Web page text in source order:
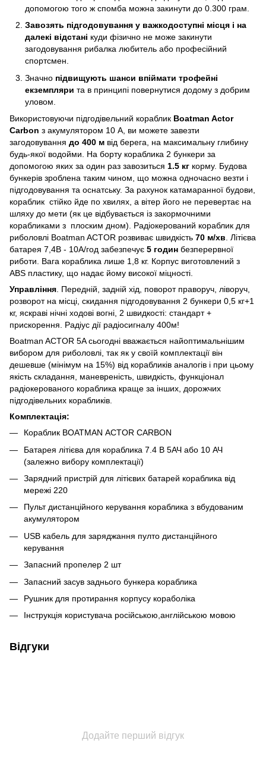
допомогою того ж спомба можна закинути до 0.300 грам.
Завозять підгодовування у важкодоступні місця і на
далекі відстані куди фізично не може закинути
загодовування рибалка любитель або професійний
спортсмен.
Значно підвищують шанси впіймати трофейні
екземпляри та в принципі повернутися додому з добрим
уловом.
Використовуючи підгодівельний кораблик Вoatman Actor
Carbon з акумулятором 10 A, ви можете завезти
загодовування до 400 м від берега, на максимальну глибину
будь-якої водойми. На борту кораблика 2 бункери за
допомогою яких за один раз завозиться 1.5 кг корму. Будова
бункерів зроблена таким чином, що можна одночасно везти і
підгодовування та оснатську. За рахунок катамаранної будови,
кораблик стійко йде по хвилях, а вітер його не перевертає на
шляху до мети (як це відбувається із закормочними
корабликами з плоским дном). Радіокерований кораблик для
риболовлі Boatman ACTOR розвиває швидкість 70 м/хв . Літієва
батарея 7,4В - 10А/год забезпечує 5 годин безперервної
риботи. Вага кораблика лише 1,8 кг. Корпус виготовлений з
ABS пластику, що надає йому високої міцності.
Управління . Передній, задній хід, поворот праворуч, ліворуч,
розворот на місці, скидання підгодовування 2 бункери 0,5 кг+1
кг, яскраві нічні ходові вогні, 2 швидкості: стандарт +
прискорення. Радіус дії радіосигналу 400м!
Boatman ACTOR 5A сьогодні вважається найоптимальнішим
вибором для риболовлі, так як у своїй комплектації він
дешевше (мінімум на 15%) від корабликів аналогів і при цьому
якість складання, маневреність, швидкість, функціонал
радіокерованого кораблика краще за інших, дорожчих
підгодівельних корабликів.
Комплектація:
Кораблик BOATMAN ACTOR CARBON
Батарея літієва для кораблика 7.4 В 5АЧ або 10 АЧ
(залежно вибору комплектації)
Зарядний пристрій для літієвих батарей кораблика від
мережі 220
Пульт дистанційного керування кораблика з вбудованим
акумулятором
USB кабель для заряджання пулто дистанційного
керування
Запасний пропелер 2 шт
Запасний засув заднього бункера кораблика
Рушник для протирання корпусу кораболіка
Інструкція користувача російською,англійською мовою
Відгуки
Додайте перший відгук